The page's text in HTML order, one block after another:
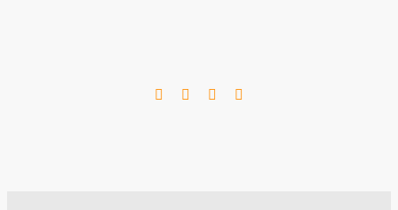
FacebookLinkedInWhatsApp